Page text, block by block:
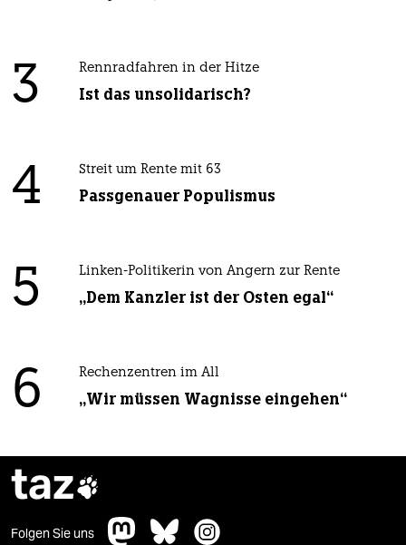
3 Rennradfahren in der Hitze
Ist das unsolidarisch?
4 Streit um Rente mit 63
Passgenauer Populismus
5 Linken-Politikerin von Angern zur Rente
„Dem Kanzler ist der Osten egal“
6 Rechenzentren im All
„Wir müssen Wagnisse eingehen“
taz
Folgen Sie uns